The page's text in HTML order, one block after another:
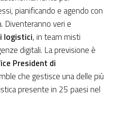
pianificando e agendo con
Diventeranno veri e
logistici, in team misti
digitali. La previsione è
President di
che gestisce una delle più
presente in 25 paesi nel